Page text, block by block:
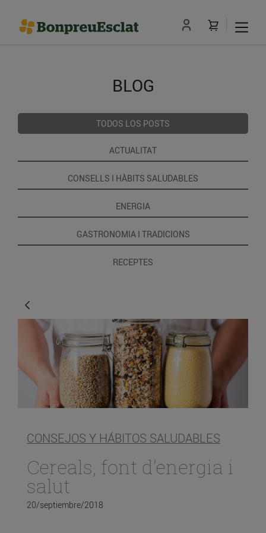
BLOG
TODOS LOS POSTS
ACTUALITAT
CONSELLS I HÀBITS SALUDABLES
ENERGIA
GASTRONOMIA I TRADICIONS
RECEPTES
CONSEJOS Y HÁBITOS SALUDABLES
Cereals, font d’energia i
salut
20/septiembre/2018